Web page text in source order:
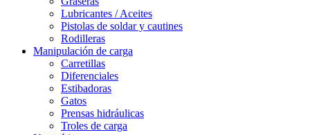
Lubricantes / Aceites
Pistolas de soldar y cautines
Rodilleras
Manipulación de carga
Carretillas
Diferenciales
Estibadoras
Gatos
Prensas hidráulicas
Troles de carga